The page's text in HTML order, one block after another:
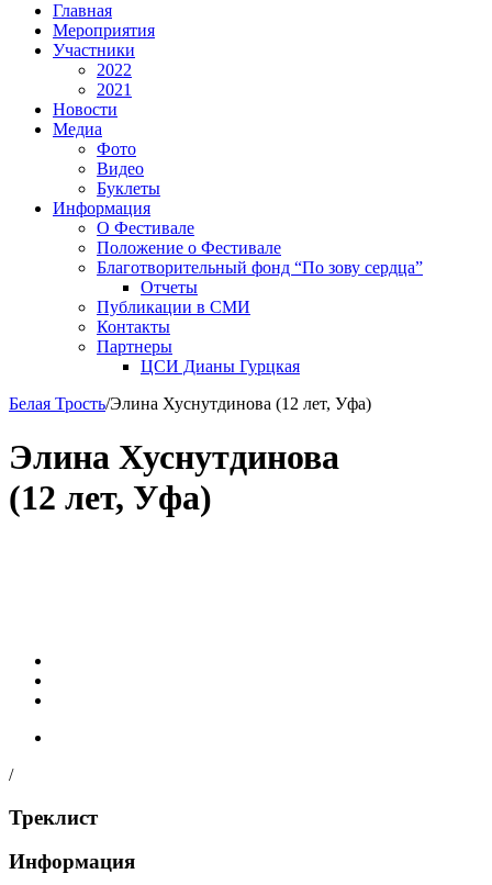
Главная
Мероприятия
Участники
2022
2021
Новости
Медиа
Фото
Видео
Буклеты
Информация
О Фестивале
Положение о Фестивале
Благотворительный фонд “По зову сердца”
Отчеты
Публикации в СМИ
Контакты
Партнеры
ЦСИ Дианы Гурцкая
Белая Трость/Элина Хуснутдинова (12 лет, Уфа)
Элина Хуснутдинова
(12 лет, Уфа)
/
Треклист
Информация